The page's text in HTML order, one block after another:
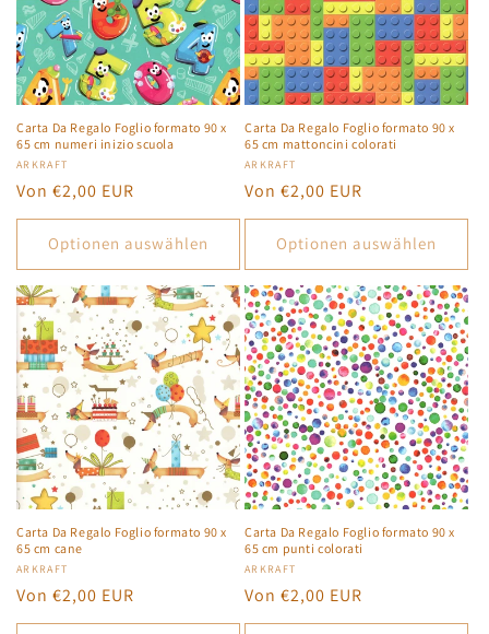
Carta Da Regalo Foglio formato 90 x
65 cm numeri inizio scuola
Anbieter:
ARKRAFT
Normaler
Preis
Von €2,00 EUR
Optionen auswählen
Carta Da Regalo Foglio formato 90 x
65 cm mattoncini colorati
Anbieter:
ARKRAFT
Normaler
Preis
Von €2,00 EUR
Optionen auswählen
Carta Da Regalo Foglio formato 90 x
65 cm cane
Anbieter:
ARKRAFT
Normaler
Preis
Von €2,00 EUR
Carta Da Regalo Foglio formato 90 x
65 cm punti colorati
Anbieter:
ARKRAFT
Normaler
Preis
Von €2,00 EUR